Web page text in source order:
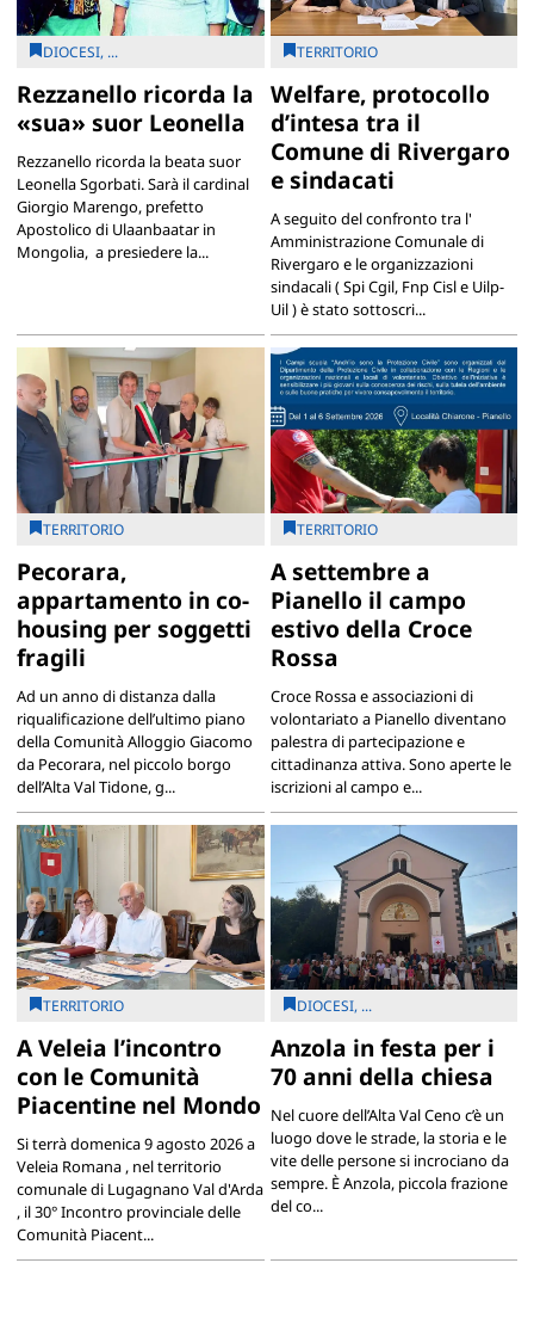
DIOCESI, ...
Rezzanello ricorda la
«sua» suor Leonella
Rezzanello ricorda la beata suor
Leonella Sgorbati. Sarà il cardinal
Giorgio Marengo, prefetto
Apostolico di Ulaanbaatar in
Mongolia, a presiedere la...
TERRITORIO
Welfare, protocollo
d’intesa tra il
Comune di Rivergaro
e sindacati
A seguito del confronto tra l'
Amministrazione Comunale di
Rivergaro e le organizzazioni
sindacali ( Spi Cgil, Fnp Cisl e Uilp-
Uil ) è stato sottoscri...
TERRITORIO
Pecorara,
appartamento in co-
housing per soggetti
fragili
Ad un anno di distanza dalla
riqualificazione dell’ultimo piano
della Comunità Alloggio Giacomo
da Pecorara, nel piccolo borgo
dell’Alta Val Tidone, g...
TERRITORIO
A settembre a
Pianello il campo
estivo della Croce
Rossa
Croce Rossa e associazioni di
volontariato a Pianello diventano
palestra di partecipazione e
cittadinanza attiva. Sono aperte le
iscrizioni al campo e...
TERRITORIO
A Veleia l’incontro
con le Comunità
Piacentine nel Mondo
Si terrà domenica 9 agosto 2026 a
Veleia Romana , nel territorio
comunale di Lugagnano Val d'Arda
, il 30° Incontro provinciale delle
Comunità Piacent...
DIOCESI, ...
Anzola in festa per i
70 anni della chiesa
Nel cuore dell’Alta Val Ceno c’è un
luogo dove le strade, la storia e le
vite delle persone si incrociano da
sempre. È Anzola, piccola frazione
del co...